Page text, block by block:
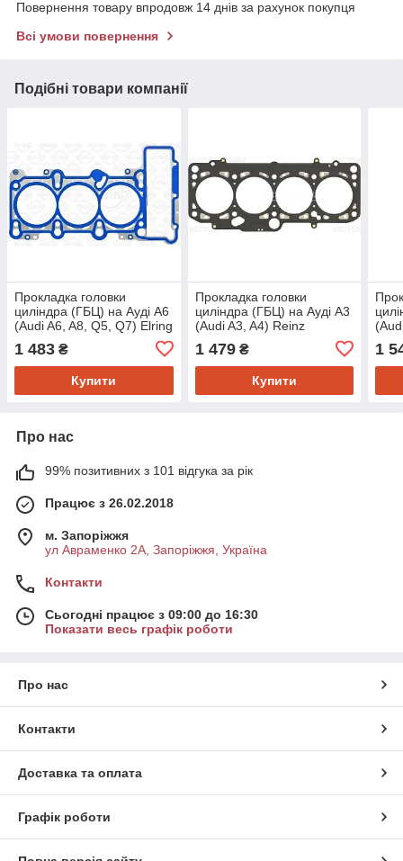
Повернення товару впродовж 14 днів за рахунок покупця
Всі умови повернення
Подібні товари компанії
Прокладка головки
циліндра (ГБЦ) на Ауді A6
(Audi A6, A8, Q5, Q7) Elring
1 483 ₴
Купити
Прокладка головки
циліндра (ГБЦ) на Ауді A3
(Audi A3, A4) Reinz
1 479₴
Купити
1
Про нас
99% позитивних з 101 відгука за рік
Працює з 26.02.2018
м. Запоріжжя
ул Авраменко 2А, Запоріжжя, Україна
Контакти
Сьогодні працює з 09:00 до 16:30
Показати весь графік роботи
Про нас
Контакти
Доставка та оплата
Графік роботи